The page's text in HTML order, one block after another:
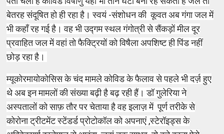
बेतरह संदूषित हो ही रहा है। स्वयं -संशोधन की कूवत अब गंगा जल में
भी कहाँ रह गई है। वह भी उद्गम स्थल गंगोत्री से सैंकड़ों मील दूर
प्रवाहित जल में वहां तो फैक्ट्रियों को विषैला अपशिष्ट ही पिंड नहीं
छोड़ रहा है।
म्यूकोरमायोकोसिस के चंद मामले कोविड के फैलाव से पहले भी दर्ज़ हुए
थे अब इन मामलों की संख्या बढ़ी है बढ़ रही हैं। डॉ गुलेरिया ने
अस्पतालों को साफ़ तौर पर चेताया है वह इलाज़ में पूर्ण तरीके से
कोरोना ट्रीटमेंट स्टेंडर्ड प्रोटोकॉल को अपनाएं ,स्टेरॉइड्स के